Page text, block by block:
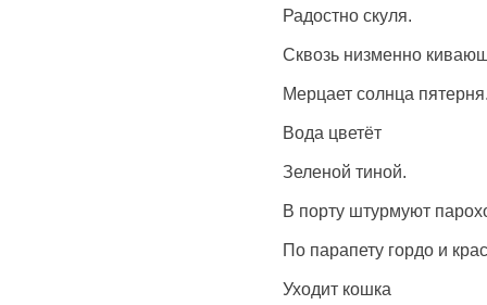
Радостно скуля.
Сквозь низменно
Мерцает солнца
Вода цветёт
Зеленой тиной.
В порту штурмуют
По парапету гордо и
Уходит кошка